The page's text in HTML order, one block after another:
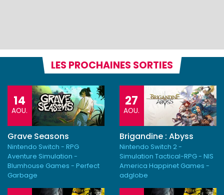
LES PROCHAINES SORTIES
14
AOU.
Grave Seasons
Nintendo Switch - RPG
Aventure Simulation -
Blumhouse Games - Perfect
Garbage
27
AOU.
Brigandine : Abyss
Nintendo Switch 2 -
Simulation Tactical-RPG - NIS
America Happinet Games -
adglobe